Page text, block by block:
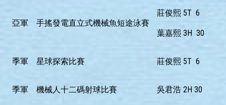
亞軍 手搖發電直立式機械魚短途泳賽
莊俊熙 5T 6
葉嘉熙 3H 30
季軍 星球探索比賽 莊俊熙 5T 6
季軍 機械人十二碼射球比賽 吳君浩 2H 30